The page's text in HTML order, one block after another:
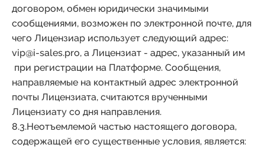
договором, обмен юридически значимыми
сообщениями, возможен по электронной почте, для
чего Лицензиар использует следующий адрес:
vip@i-sales.pro, а Лицензиат - адрес, указанный им
при регистрации на Платформе. Сообщения,
направляемые на контактный адрес электронной
почты Лицензиата, считаются врученными
Лицензиату со дня направления.
8.3.Неотъемлемой частью настоящего договора,
содержащей его существенные условия, является: